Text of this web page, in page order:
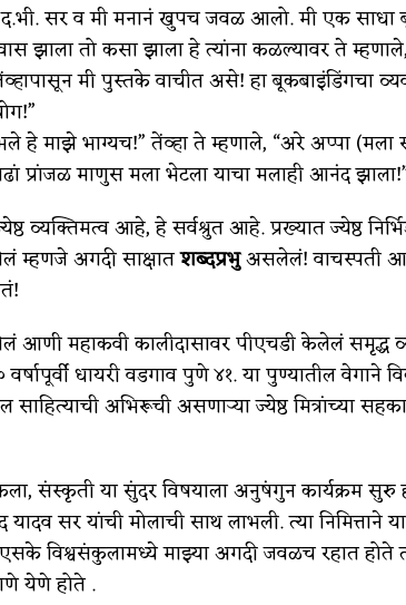
द.भी. सर व मी मनानं खुपच जवळ आलो. मी एक
झाला तो कसा झाला हे त्यांना कळल्यावर ते
मी पुस्तके वाचीत असे! हा बूकबाइंडिंगचा
हे माझे भाग्यच!” तेंव्हा ते म्हणाले, “अरे अप्पा (मला
प्रांजळ माणुस मला भेटला याचा मलाही आनंद
व्यक्तिमत्व आहे, हे सर्वश्रुत आहे. प्रख्यात ज्येष्ठ
म्हणजे अगदी साक्षातशब्दप्रभुअसलेलं! वाचस्पती
आणी महाकवी कालीदासावर पीएचडी केलेलं समृद्ध
वर्षापूर्वी धायरी वडगाव पुणे ४१. या पुण्यातील वेगाने
अभिरूची असणाऱ्या ज्येष्ठ मित्रांच्या
संस्कृती या सुंदर विषयाला अनुषंगुन कार्यक्रम सुरु
सर यांची मोलाची साथ लाभली. त्या निमित्ताने
विश्वसंकुलामध्ये माझ्या अगदी जवळच रहात होते
येणे होते .